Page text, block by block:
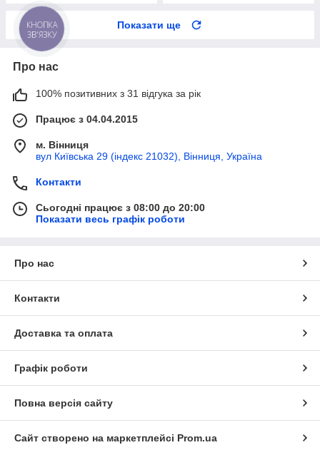
Показати ще
Про нас
100% позитивних з 31 відгука за рік
Працює з 04.04.2015
м. Вінниця
вул Київська 29 (індекс 21032), Вінниця, Україна
Контакти
Сьогодні працює з 08:00 до 20:00
Показати весь графік роботи
Про нас
Контакти
Доставка та оплата
Графік роботи
Повна версія сайту
Сайт створено на маркетплейсі Prom.ua
КНОПКА
ЗВ'ЯЗКУ